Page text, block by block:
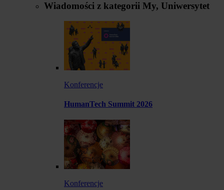
Wiadomości z kategorii My, Uniwersytet
Konferencje
HumanTech Summit 2026
Konferencje